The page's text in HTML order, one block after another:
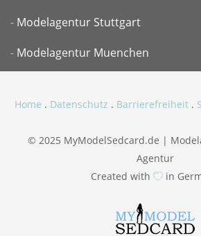
- Modelagentur Stuttgart
- Modelagentur Muenchen
Home . Datenschutz . Barrierefreiheit .
© 2025 MyModelSedcard.de |
Agentur
Created with
in